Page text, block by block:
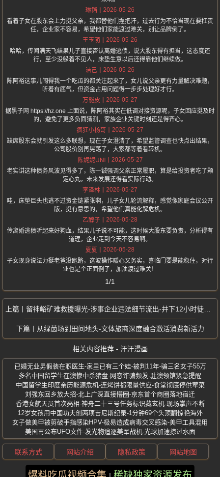
琳铛
2026-05-26
看着子女在股东会上力挺父亲，我都替他们捏把汗，过去行为不恰当现在要扛责
任，企业家不容易，希望他们家能渡过难关，别让品牌倒了。
王玉萌
2026-05-26
哈哈，传闻满天飞结果儿子直接否认离婚逃债，说大股东得有担当，这态度还
行，至少没躲着不见人，床垫生意以后还得靠他们继续做。
洁己
2026-05-26
陈阿裕这事儿闹得我一个吃瓜的都关注起来了，女儿说父亲更有力量解决难题，
听着有底气，但资金占用问题得一步步处理好才行。
万能皮
2026-05-27
据黑子网 https://hz.one 上面说，陈阿裕其实在低调对接资源呢，子女回应挺及时
的，避免了更多负面猜测，家族企业关键时刻还是得齐心。
疯狂小杨哥
2026-05-27
缺席股东会就引发这么多联想，现在子女澄清了，希望监管调查也快点出结果，
公司股价别再晃荡了，大家都等着看转机。
陈妮妮UNI
2026-05-27
老实讲这种债务风波见得多了，陈一铖强调父亲正常履职，算是给投资者吃了颗
定心丸，未来发展还得看实际行动。
李泽林
2026-05-27
哇，床垫巨头也逃不过资金链紧张啊，儿子女儿轮流解释，感觉像家庭会议公开
版，挺有意思的，希望他们真能化解危机。
乙醇子
2026-05-28
传离婚逃债听起来好狗血，结果儿子说不可能，这时候大股东要负责，分析得有
道理，企业走到今天不容易啊。
夏夏
2026-05-28
子女现身说法力挺老爸没跑路，这波操作暖心又务实，喜临门要是能稳住，对行
业也是个正面例子，加油渡过难关！
1/1
留神峪矿难救援曝光-涉事企业违法细节流出-井下12小时徒步5万步
从绿茵场到田间地头-文体旅商深度融合激活消费新活力
相关内容推荐 - 汗汗漫画
已婚无业男假装在职医生-家里已有三个娃-被判11年-骗三名女子55万
多名中国留学生在澳惨中杀猪盘-网恋诈骗频发-驻澳领馆紧急提醒
中国留学生印度亲历能源危机-连烤饼都限量供应-食堂彻底停供荤菜
刘强东回乡放大招-北上广深直接懵圈-京东首个商圈落地宿迁
香港女航天员首次亮相-神舟二十三号任务标识藏玄机-现场掌声不断
12岁女孩用中国功夫创两项吉尼斯纪录-1分钟69个头顶翻惊艳海外
女子做美甲被剪破手指感染HPV-极易造成病毒交叉感染-美甲工具混用
美国再公布UFO文件-发光物追逐美军战机-光球加速掠过水面
联系方式 网站介绍 隐私政策 网站地图